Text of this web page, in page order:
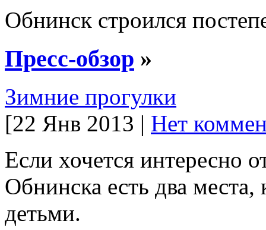
Обнинск строился
Пресс-обзор »
Зимние прогулки
[22 Янв 2013 | Нет
Если хочется интересно
Обнинска есть два места,
детьми.